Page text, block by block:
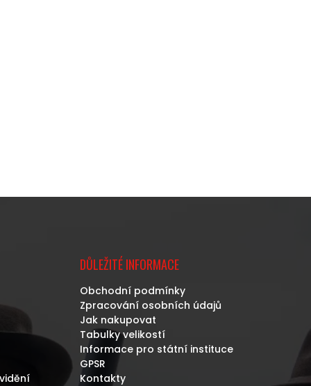
DŮLEŽITÉ INFORMACE
Obchodní podmínky
Zpracování osobních údajů
Jak nakupovat
Tabulky velikostí
Informace pro státní instituce
GPSR
Kontakty